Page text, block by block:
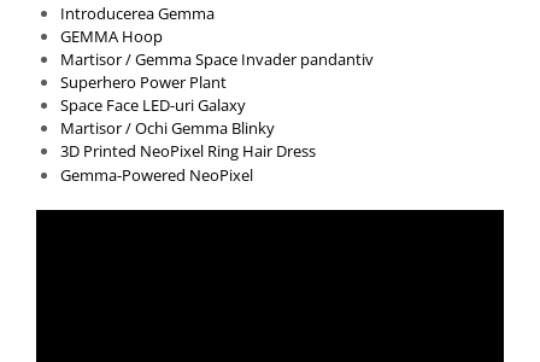
Introducerea Gemma
GEMMA Hoop
Martisor / Gemma Space Invader pandantiv
Superhero Power Plant
Space Face LED-uri Galaxy
Martisor / Ochi Gemma Blinky
3D Printed NeoPixel Ring Hair Dress
Gemma-Powered NeoPixel